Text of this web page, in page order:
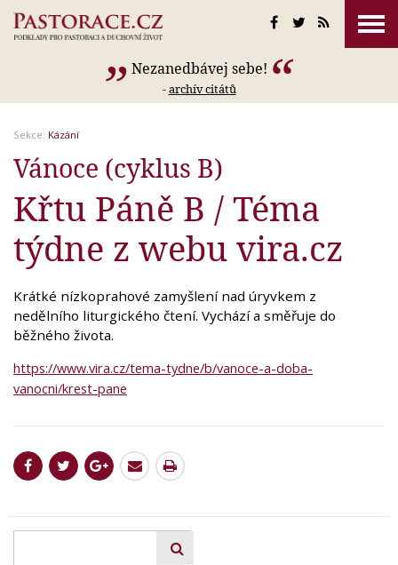
Nezanedbávej sebe!
-archív citátů
Sekce: Kázání
Vánoce (cyklus B)
Křtu Páně B / Téma
týdne z webu vira.cz
Krátké nízkoprahové zamyšlení nad úryvkem z
nedělního liturgického čtení. Vychází a směřuje do
běžného života.
https://www.vira.cz/tema-tydne/b/vanoce-a-doba-
vanocni/krest-pane